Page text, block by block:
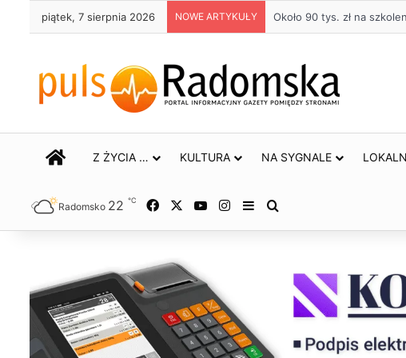
piątek, 7 sierpnia 2026 NOWE ARTYKUŁY Około 90 tys. zł na
STRONA GŁÓWNA
Z ŻYCIA … KULTURA NA SYGNALE
Radomsko 22 ℃ Facebook YouTubeInstagram
Sidebar